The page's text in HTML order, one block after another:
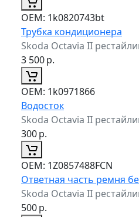
ОЕМ: 1k0820743bt
Трубка кондиционера
Skoda Octavia II
3 500р.
ОЕМ: 1k0971866
Водосток
Skoda Octavia II
300р.
ОЕМ: 1Z0857488FCN
Ответная часть ремня
Skoda Octavia II
500р.